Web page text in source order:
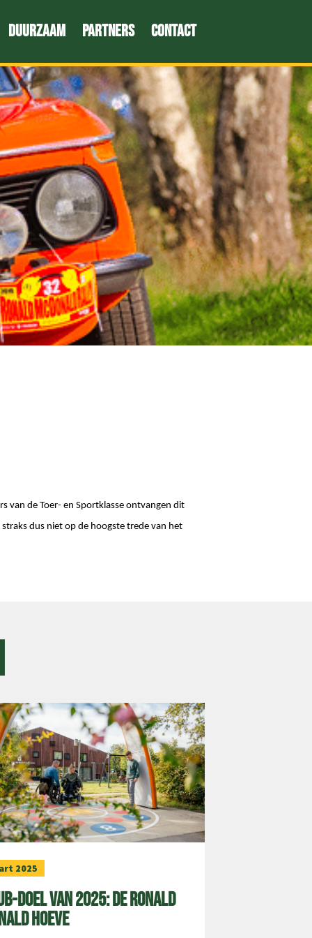
Duurzaam Partners Contact
van de Toer- en Sportklasse ontvangen dit
dus niet op de hoogste trede van het
2025
doel van 2025: de Ronald
Hoeve